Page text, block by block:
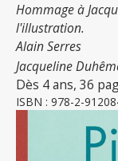
Hommage à
l'illustration.
Alain Serres
Jacqueline
Dès 4 ans, 36
ISBN : 978-2-